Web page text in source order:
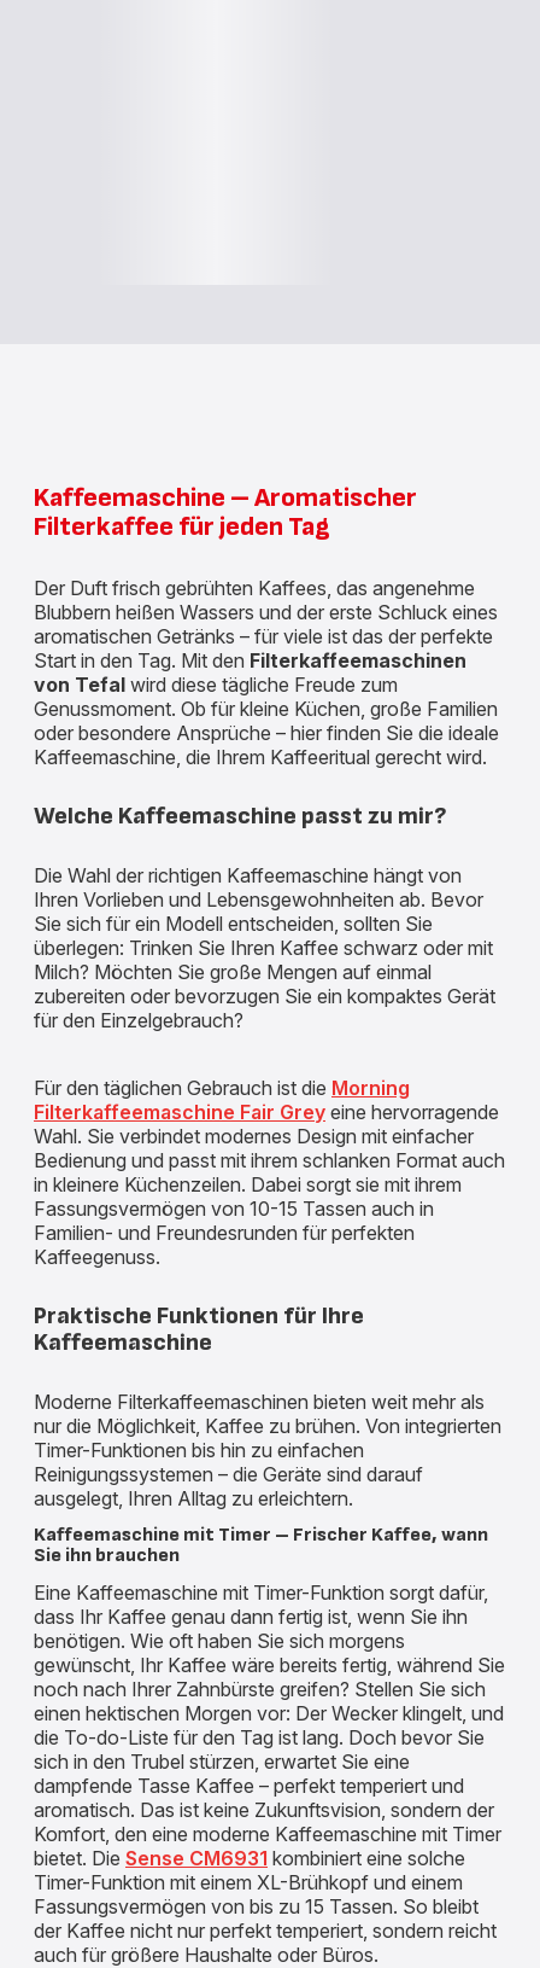
Kaffeemaschine – Aromatischer
Filterkaffee für jeden Tag
Der Duft frisch gebrühten Kaffees, das angenehme
Blubbern heißen Wassers und der erste Schluck eines
aromatischen Getränks – für viele ist das der perfekte
Start in den Tag. Mit den Filterkaffeemaschinen
von Tefal wird diese tägliche Freude zum
Genussmoment. Ob für kleine Küchen, große Familien
oder besondere Ansprüche – hier finden Sie die ideale
Kaffeemaschine, die Ihrem Kaffeeritual gerecht wird.
Welche Kaffeemaschine passt zu mir?
Die Wahl der richtigen Kaffeemaschine hängt von
Ihren Vorlieben und Lebensgewohnheiten ab. Bevor
Sie sich für ein Modell entscheiden, sollten Sie
überlegen: Trinken Sie Ihren Kaffee schwarz oder mit
Milch? Möchten Sie große Mengen auf einmal
zubereiten oder bevorzugen Sie ein kompaktes Gerät
für den Einzelgebrauch?
Für den täglichen Gebrauch ist die Morning
Filterkaffeemaschine Fair Grey eine hervorragende
Wahl. Sie verbindet modernes Design mit einfacher
Bedienung und passt mit ihrem schlanken Format auch
in kleinere Küchenzeilen. Dabei sorgt sie mit ihrem
Fassungsvermögen von 10-15 Tassen auch in
Familien- und Freundesrunden für perfekten
Kaffeegenuss.
Praktische Funktionen für Ihre
Kaffeemaschine
Moderne Filterkaffeemaschinen bieten weit mehr als
nur die Möglichkeit, Kaffee zu brühen. Von integrierten
Timer-Funktionen bis hin zu einfachen
Reinigungssystemen – die Geräte sind darauf
ausgelegt, Ihren Alltag zu erleichtern.
Kaffeemaschine mit Timer – Frischer Kaffee, wann
Sie ihn brauchen
Eine Kaffeemaschine mit Timer-Funktion sorgt dafür,
dass Ihr Kaffee genau dann fertig ist, wenn Sie ihn
benötigen. Wie oft haben Sie sich morgens
gewünscht, Ihr Kaffee wäre bereits fertig, während Sie
noch nach Ihrer Zahnbürste greifen? Stellen Sie sich
einen hektischen Morgen vor: Der Wecker klingelt, und
die To-do-Liste für den Tag ist lang. Doch bevor Sie
sich in den Trubel stürzen, erwartet Sie eine
dampfende Tasse Kaffee – perfekt temperiert und
aromatisch. Das ist keine Zukunftsvision, sondern der
Komfort, den eine moderne Kaffeemaschine mit Timer
bietet. Die Sense CM6931 kombiniert eine solche
Timer-Funktion mit einem XL-Brühkopf und einem
Fassungsvermögen von bis zu 15 Tassen. So bleibt
der Kaffee nicht nur perfekt temperiert, sondern reicht
auch für größere Haushalte oder Büros.